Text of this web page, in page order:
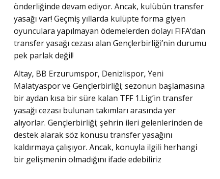
önderliğinde devam ediyor. Ancak, kulübün transfer
yasağı var! Geçmiş yıllarda kulüpte forma giyen
oyunculara yapılmayan ödemelerden dolayı FIFA’dan
transfer yasağı cezası alan Gençlerbirliği’nin durumu
pek parlak değil!
Altay, BB Erzurumspor, Denizlispor, Yeni
Malatyaspor ve Gençlerbirliği; sezonun başlamasına
bir aydan kısa bir süre kalan TFF 1.Lig’in transfer
yasağı cezası bulunan takımları arasında yer
alıyorlar. Gençlerbirliği; şehrin ileri gelenlerinden de
destek alarak söz konusu transfer yasağını
kaldırmaya çalışıyor. Ancak, konuyla ilgili herhangi
bir gelişmenin olmadığını ifade edebiliriz